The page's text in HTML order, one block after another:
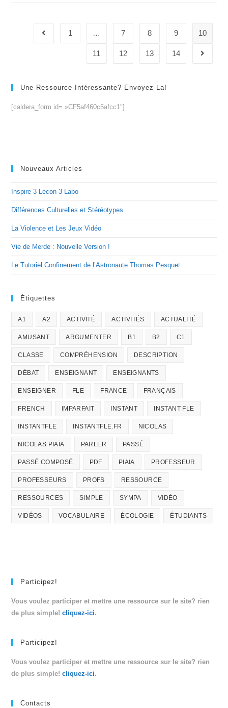
Go to the previous page
1 … 7 8 9 10
11 12 13 14 Aller à
Une Ressource Intéressante? Envoyez-La!
[caldera_form id= »CF5af460c5afcc1″]
Nouveaux Articles
Inspire 3 Lecon 3 Labo
Différences Culturelles et Stéréotypes
La Violence et Les Jeux Vidéo
Vie de Merde : Nouvelle Version !
Le Tutoriel Confinement de l’Astronaute Thomas Pesquet
Étiquettes
A1 A2 ACTIVITÉ ACTIVITÉS ACTUALITÉ
AMUSANT ARGUMENTER B1 B2 C1
CLASSE COMPRÉHENSION DESCRIPTION
DÉBAT ENSEIGNANT ENSEIGNANTS
ENSEIGNER FLE FRANCE FRANÇAIS
FRENCH IMPARFAIT INSTANT INSTANT FLE
INSTANTFLE INSTANTFLE.FR NICOLAS
NICOLAS PIAIA PARLER PASSÉ
PASSÉ COMPOSÉ PDF PIAIA PROFESSEUR
PROFESSEURS PROFS RESSOURCE
RESSOURCES SIMPLE SYMPA VIDÉO
VIDÉOS VOCABULAIRE ÉCOLOGIE ÉTUDIANTS
Participez!
Vous voulez participer et mettre une ressource sur le site? rien
de plus simple!cliquez-ici.
Participez!
Vous voulez participer et mettre une ressource sur le site? rien
de plus simple!cliquez-ici.
Contacts